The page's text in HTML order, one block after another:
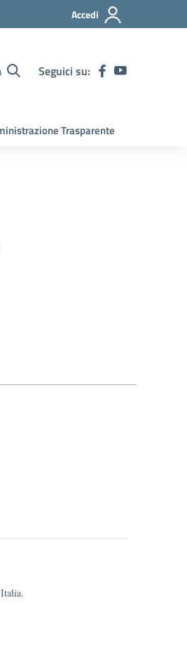
Accedi
Seguici su:
Trasparente